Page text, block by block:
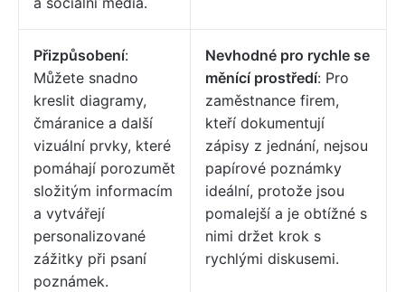
Přizpůsobení:
Můžete snadno
kreslit diagramy,
čmáranice a další
vizuální prvky, které
pomáhají porozumět
složitým informacím
a vytvářejí
personalizované
zážitky při psaní
poznámek.
Nevhodné pro rychle se
měnící prostředí: Pro
zaměstnance firem,
kteří dokumentují
zápisy z jednání, nejsou
papírové poznámky
ideální, protože jsou
pomalejší a je obtížné s
nimi držet krok s
rychlými diskusemi.